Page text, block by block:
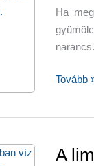
–Ha
Téli
–
Tovább
A